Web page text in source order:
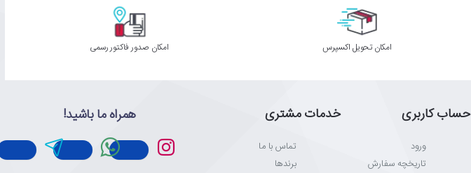
اﻣﮑﺎن ﺗﺤﻮﯾﻞ اﮐﺴﭙﺮس امکان صدور فاکتور رسمی
حساب کاربری
ورود
تاریخچه سفارش
خدمات مشتری
تماس با ما
برندها
همراه ما باشید!